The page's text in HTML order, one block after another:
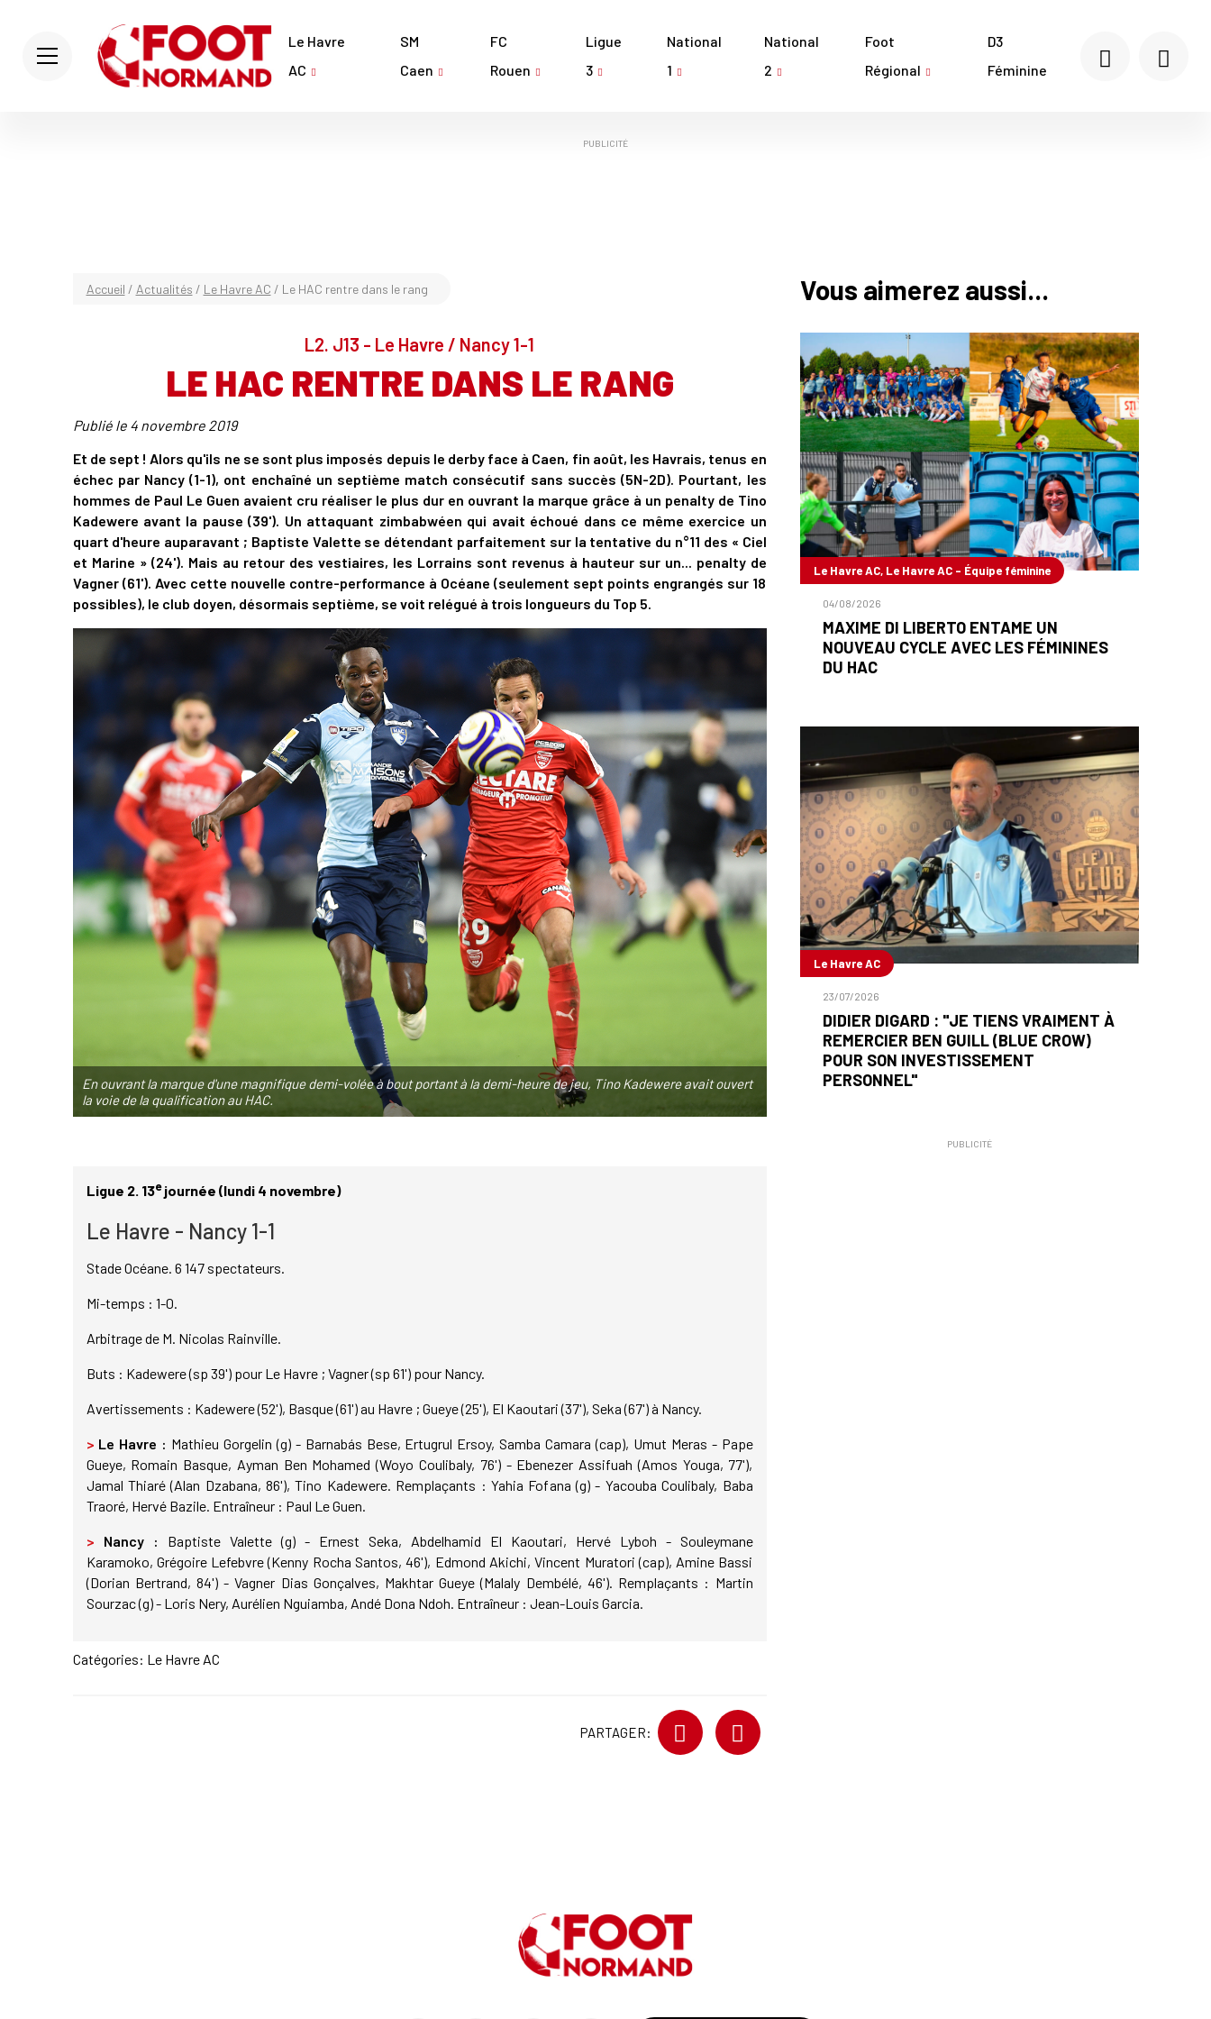
Le Havre
AC
SM
Caen
FC
Rouen
Ligue
3
National
1
National
2
Foot
Régional
D3
Féminine
PUBLICITÉ
Accueil / Actualités / Le Havre AC / Le HAC rentre dans le rang
L2. J13 - Le Havre / Nancy 1-1
LE HAC RENTRE DANS LE RANG
Publié le 4 novembre 2019
Et de sept ! Alors qu'ils ne se sont plus imposés depuis le derby face à Caen, fin août, les Havrais, tenus en
échec par Nancy (1-1), ont enchaîné un septième match consécutif sans succès (5N-2D). Pourtant, les
hommes de Paul Le Guen avaient cru réaliser le plus dur en ouvrant la marque grâce à un penalty de Tino
Kadewere avant la pause (39'). Un attaquant zimbabwéen qui avait échoué dans ce même exercice un
quart d'heure auparavant ; Baptiste Valette se détendant parfaitement sur la tentative du n°11 des « Ciel
et Marine » (24'). Mais au retour des vestiaires, les Lorrains sont revenus à hauteur sur un... penalty de
Vagner (61'). Avec cette nouvelle contre-performance à Océane (seulement sept points engrangés sur 18
possibles), le club doyen, désormais septième, se voit relégué à trois longueurs du Top 5.
En ouvrant la marque d'une magnifique demi-volée à bout portant à la demi-heure de jeu, Tino Kadewere avait ouvert
la voie de la qualification au HAC.
Ligue 2. 13ejournée (lundi 4 novembre)
Le Havre - Nancy 1-1
Stade Océane. 6 147 spectateurs.
Mi-temps : 1-0.
Arbitrage de M. Nicolas Rainville.
Buts : Kadewere (sp 39') pour Le Havre ; Vagner (sp 61') pour Nancy.
Avertissements : Kadewere (52'), Basque (61') au Havre ; Gueye (25'), El Kaoutari (37'), Seka (67') à Nancy.
> Le Havre : Mathieu Gorgelin (g) - Barnabás Bese, Ertugrul Ersoy, Samba Camara (cap), Umut Meras - Pape
Gueye, Romain Basque, Ayman Ben Mohamed (Woyo Coulibaly, 76') - Ebenezer Assifuah (Amos Youga, 77'),
Jamal Thiaré (Alan Dzabana, 86'), Tino Kadewere. Remplaçants : Yahia Fofana (g) - Yacouba Coulibaly, Baba
Traoré, Hervé Bazile. Entraîneur : Paul Le Guen.
> Nancy : Baptiste Valette (g) - Ernest Seka, Abdelhamid El Kaoutari, Hervé Lyboh - Souleymane
Karamoko, Grégoire Lefebvre (Kenny Rocha Santos, 46'), Edmond Akichi, Vincent Muratori (cap), Amine Bassi
(Dorian Bertrand, 84') - Vagner Dias Gonçalves, Makhtar Gueye (Malaly Dembélé, 46'). Remplaçants : Martin
Sourzac (g) - Loris Nery, Aurélien Nguiamba, Andé Dona Ndoh. Entraîneur : Jean-Louis Garcia.
Catégories: Le Havre AC
PARTAGER:
Vous aimerez aussi...
Le Havre AC, Le Havre AC - Équipe féminine
04/08/2026
MAXIME DI LIBERTO ENTAME UN
NOUVEAU CYCLE AVEC LES FÉMININES
DU HAC
Le Havre AC
23/07/2026
DIDIER DIGARD : "JE TIENS VRAIMENT À
REMERCIER BEN GUILL (BLUE CROW)
POUR SON INVESTISSEMENT
PERSONNEL"
PUBLICITÉ